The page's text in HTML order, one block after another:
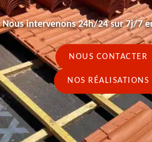
Nous intervenons 24h/24 sur 7j/7
NOUS CONTACTER
NOS RÉALISATIONS